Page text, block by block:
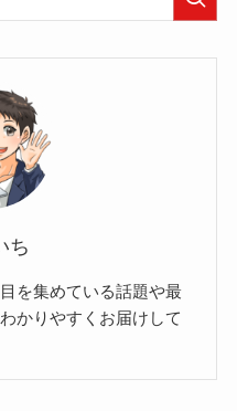
ち
を集めている話題や最
かりやすくお届けして